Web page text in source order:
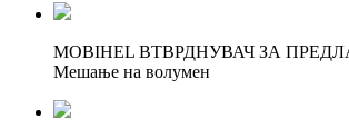
MOBIHEL ВТВРДНУВАЧ ЗА
Мешање на волумен